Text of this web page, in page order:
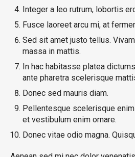
Integer a leo rutrum, lobortis
Fusce laoreet arcu mi, at
Sed sit amet justo tellus.
massa in mattis.
In hac habitasse platea
ante pharetra scelerisque
Donec sed mauris diam.
Pellentesque scelerisque
et vestibulum enim ornare.
Donec vitae odio magna.